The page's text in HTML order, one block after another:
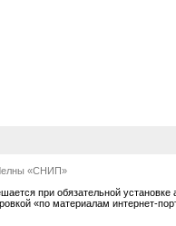
«СНИП»
при обязательной установке
«по материалам интернет-